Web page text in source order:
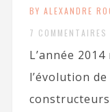
BY ALEXANDRE
7 COMMENTAIRES
L’année
l’évolution